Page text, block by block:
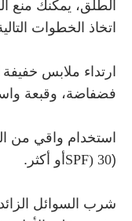
الطلق، يمكنك منع
اتخاذ الخطوات
ارتداء ملابس
فضفاضة، وقبعة
استخدام واقي
(
SPF) 30أو أكثر.
شرب السوائل